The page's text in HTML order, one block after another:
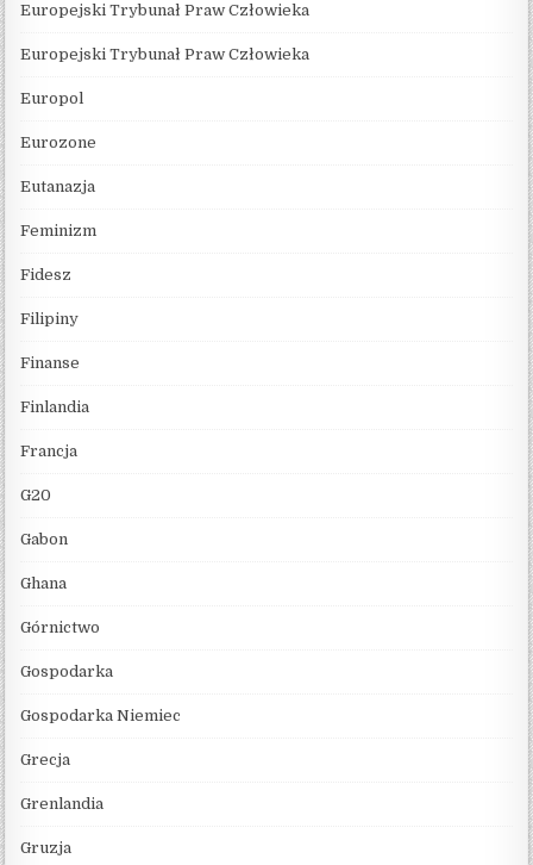
Europejski Trybunał Praw Człowieka
Europejski Trybunał Praw Człowieka
Europol
Eurozone
Eutanazja
Feminizm
Fidesz
Filipiny
Finanse
Finlandia
Francja
G20
Gabon
Ghana
Górnictwo
Gospodarka
Gospodarka Niemiec
Grecja
Grenlandia
Gruzja